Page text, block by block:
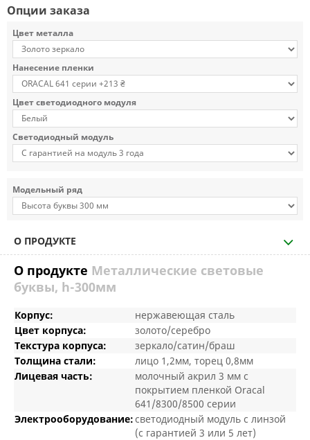
Опции заказа
Цвет металла
Нанесение пленки
Цвет светодиодного модуля
Светодиодный модуль
Модельный ряд
О ПРОДУКТЕ
О продукте Металлические световые
буквы, h-300мм
Корпус:
нержавеющая сталь
Цвет корпуса:
золото/серебро
Текстура корпуса:
зеркало/сатин/браш
Толщина стали:
лицо 1,2мм, торец 0,8мм
Лицевая часть:
молочный акрил 3 мм с
покрытием пленкой Oracal
641/8300/8500 серии
Электрооборудование:светодиодный модуль с линзой
(с гарантией 3 или 5 лет)